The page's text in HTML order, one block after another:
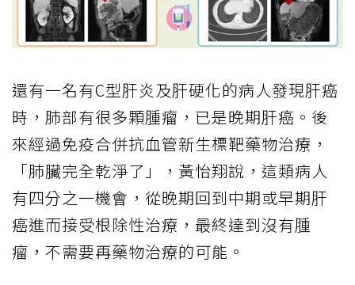
還有一名有C型肝炎及肝硬化的病人發現肝癌
時，肺部有很多顆腫瘤，已是晚期肝癌。後
來經過免疫合併抗血管新生標靶藥物治療，
「肺臟完全乾淨了」，黃怡翔說，這類病人
有四分之一機會，從晚期回到中期或早期肝
癌進而接受根除性治療，最終達到沒有腫
瘤，不需要再藥物治療的可能。